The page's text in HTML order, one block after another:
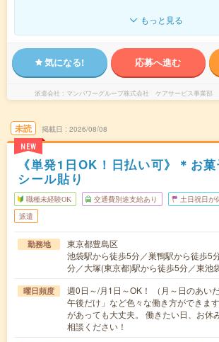
もっと見る
気になる! 応募へ進む
派遣会社 マンパワーグループ株式会社 ケアサービス事業部
未読
NEW
掲載日 2026/08/08
《単発1日OK！日払い可》＊お
シール貼り
職種未経験OK 交通費別途支給あり 土日祝日が
派遣
勤務地
東京都豊島区
池袋駅から徒歩5分／巣鴨駅から徒歩5
分／大塚(東京都)駅から徒歩5分／東池
曜日頻度
週0日～/月1日～OK！ （月～日のあい
午後だけ」など色々な働き方ができま
があっても大丈夫。 働きたい日、お休
相談ください！